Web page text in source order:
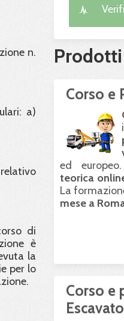
n.
a)
di
è
la
per lo
Corso e
ed
teorica
La
mese a
Corso e